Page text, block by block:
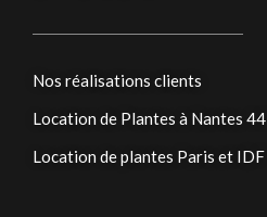
Nos réalisations clients
Location de Plantes à Nantes 44
Location de plantes Paris et IDF